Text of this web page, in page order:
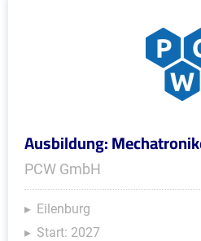
Ausbildung:
PCW GmbH
Eilenburg
Start: 2027